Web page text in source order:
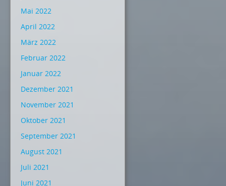
Mai 2022
April 2022
März 2022
Februar 2022
Januar 2022
Dezember 2021
November 2021
Oktober 2021
September 2021
August 2021
Juli 2021
Juni 2021